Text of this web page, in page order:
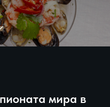
мира в